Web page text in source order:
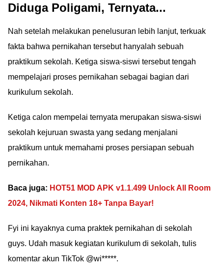
Diduga Poligami, Ternyata...
Nah setelah melakukan penelusuran lebih lanjut, terkuak
fakta bahwa pernikahan tersebut hanyalah sebuah
praktikum sekolah. Ketiga siswa-siswi tersebut tengah
mempelajari proses pernikahan sebagai bagian dari
kurikulum sekolah.
Ketiga calon mempelai ternyata merupakan siswa-siswi
sekolah kejuruan swasta yang sedang menjalani
praktikum untuk memahami proses persiapan sebuah
pernikahan.
Baca juga: HOT51 MOD APK v1.1.499 Unlock All Room
2024, Nikmati Konten 18+ Tanpa Bayar!
Fyi ini kayaknya cuma praktek pernikahan di sekolah
guys. Udah masuk kegiatan kurikulum di sekolah, tulis
komentar akun TikTok @wi*****.